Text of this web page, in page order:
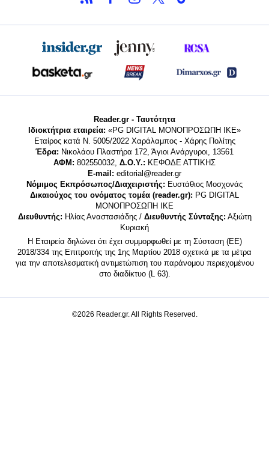
Reader.gr - Ταυτότητα
Ιδιοκτήτρια εταιρεία: «PG DIGITAL MONΟΠΡΟΣΩΠΗ ΙΚΕ»
Εταίρος κατά Ν. 5005/2022 Χαράλαμπος - Χάρης Πολίτης
Έδρα: Νικολάου Πλαστήρα 172, Άγιοι Ανάργυροι, 13561
ΑΦΜ: 802550032, Δ.Ο.Υ.: ΚΕΦΟΔΕ ΑΤΤΙΚΗΣ
E-mail: editorial@reader.gr
Νόμιμος Εκπρόσωπος/Διαχειριστής: Ευστάθιος Μοσχονάς
Δικαιούχος του ονόματος τομέα (reader.gr): PG DIGITAL
MONΟΠΡΟΣΩΠΗ ΙΚΕ
Διευθυντής: Ηλίας Αναστασιάδης / Διευθυντής Σύνταξης: Αξιώτη
Κυριακή
Η Εταιρεία δηλώνει ότι έχει συμμορφωθεί με τη Σύσταση (ΕΕ)
2018/334 της Επιτροπής της 1ης Μαρτίου 2018 σχετικά με τα μέτρα
για την αποτελεσματική αντιμετώπιση του παράνομου περιεχομένου
στο διαδίκτυο (L 63).
©2026 Reader.gr. All Rights Reserved.